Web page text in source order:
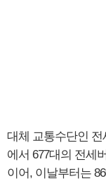
대체 교통수단인 전
에서 677대의 전세
이어, 이날부터는